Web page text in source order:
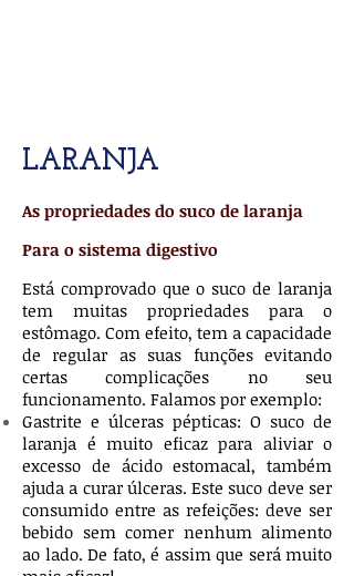
LARANJA
As propriedades do suco de laranja
Para o sistema digestivo
Está comprovado que o suco de laranja
tem muitas propriedades para o
estômago. Com efeito, tem a capacidade
de regular as suas funções evitando
certas complicações no seu
funcionamento. Falamos por exemplo:
Gastrite e úlceras pépticas: O suco de
laranja é muito eficaz para aliviar o
excesso de ácido estomacal, também
ajuda a curar úlceras. Este suco deve ser
consumido entre as refeições: deve ser
bebido sem comer nenhum alimento
ao lado. De fato, é assim que será muito